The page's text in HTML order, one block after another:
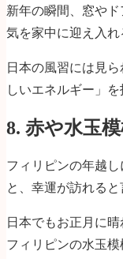
新年の瞬間、窓や
気を家中に迎え入れ
日本の風習には見
しいエネルギー」を
8. 赤や水玉
フィリピンの年越
と、幸運が訪れると
日本でもお正月に
フィリピンの水玉